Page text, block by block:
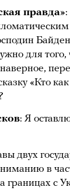
правда»
для
«Кто как
: Я
двух
в
границах с